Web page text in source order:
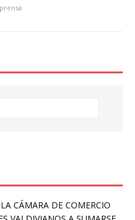
prensa
CÁMARA DE COMERCIO